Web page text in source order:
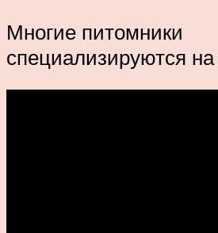
Многие питомники
специализируются